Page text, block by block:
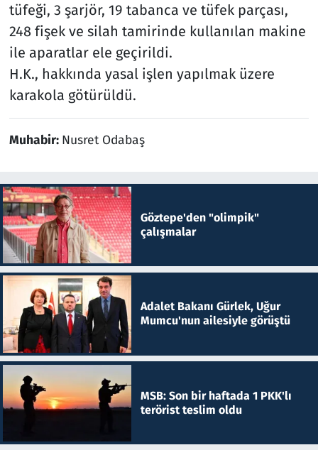
tüfeği, 3 şarjör, 19 tabanca ve tüfek parçası,
248 fişek ve silah tamirinde kullanılan makine
ile aparatlar ele geçirildi.
H.K., hakkında yasal işlen yapılmak üzere
karakola götürüldü.
Muhabir: Nusret Odabaş
Göztepe'den "olimpik"
çalışmalar
Adalet Bakanı Gürlek, Uğur
Mumcu'nun ailesiyle görüştü
MSB: Son bir haftada 1 PKK'lı
terörist teslim oldu
Televizyon